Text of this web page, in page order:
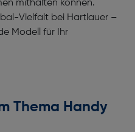
mithalten können.
Vielfalt bei Hartlauer –
Modell für Ihr
Thema Handy